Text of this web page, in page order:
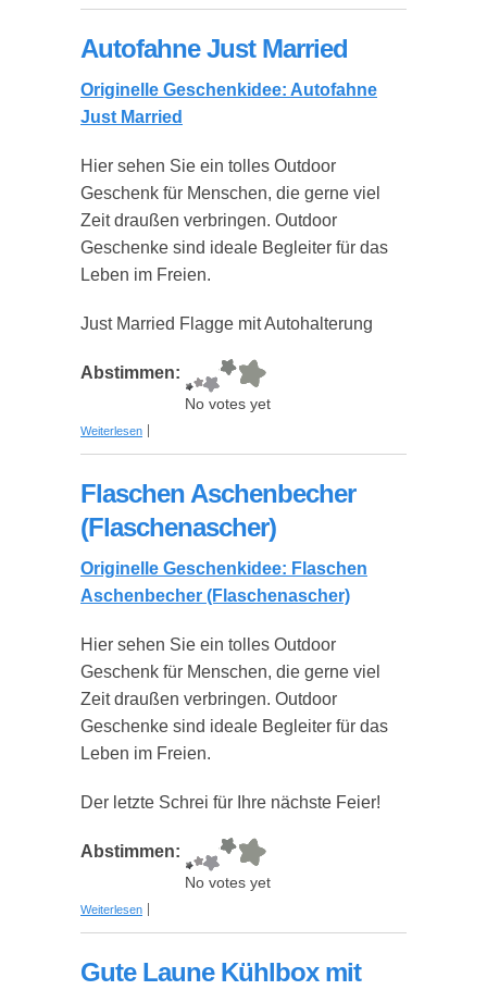
Autofahne Just Married
Originelle Geschenkidee: Autofahne
Just Married
Hier sehen Sie ein tolles Outdoor
Geschenk für Menschen, die gerne viel
Zeit draußen verbringen. Outdoor
Geschenke sind ideale Begleiter für das
Leben im Freien.
Just Married Flagge mit Autohalterung
Abstimmen:
No votes yet
Weiterlesen über Autofahne Just Married
Flaschen Aschenbecher
(Flaschenascher)
Originelle Geschenkidee: Flaschen
Aschenbecher (Flaschenascher)
Hier sehen Sie ein tolles Outdoor
Geschenk für Menschen, die gerne viel
Zeit draußen verbringen. Outdoor
Geschenke sind ideale Begleiter für das
Leben im Freien.
Der letzte Schrei für Ihre nächste Feier!
Abstimmen:
No votes yet
Weiterlesen über Flaschen Aschenbecher (Flaschenascher)
Gute Laune Kühlbox mit